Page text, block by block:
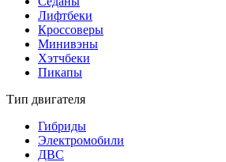
Лифтбеки
Кроссоверы
Минивэны
Хэтчбеки
Пикапы
Тип двигателя
Гибриды
Электромобили
ДВС